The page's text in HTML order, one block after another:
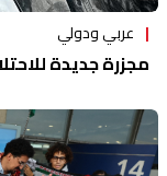
عربي ودولي
مجزرة جديدة